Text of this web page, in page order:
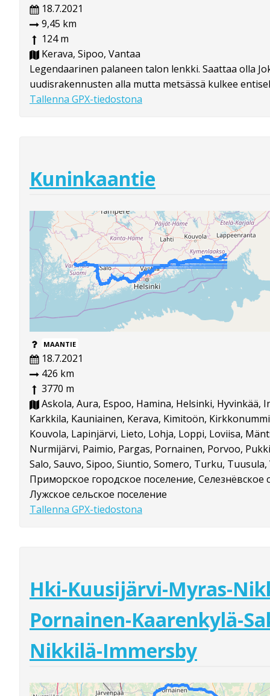
18.7.2021
9,45 km
124 m
Kerava, Sipoo, Vantaa
Legendaarinen palaneen talon lenkki. Saattaa olla
uudisrakennusten alla mutta metsässä kulkee
Tallenna GPX-tiedostona
Kuninkaantie
MAANTIE
18.7.2021
426 km
3770 m
Askola, Aura, Espoo, Hamina, Helsinki, Hyvinkää,
Karkkila, Kauniainen, Kerava, Kimitoön,
Kouvola, Lapinjärvi, Lieto, Lohja, Loppi, Loviisa,
Nurmijärvi, Paimio, Pargas, Pornainen, Porvoo,
Salo, Sauvo, Sipoo, Siuntio, Somero, Turku,
Приморское городское поселение, Селезнёвское
Лужское сельское поселение
Tallenna GPX-tiedostona
Hki-Kuusijärvi-Myras-
Pornainen-Kaarenkylä-
Nikkilä-Immersby